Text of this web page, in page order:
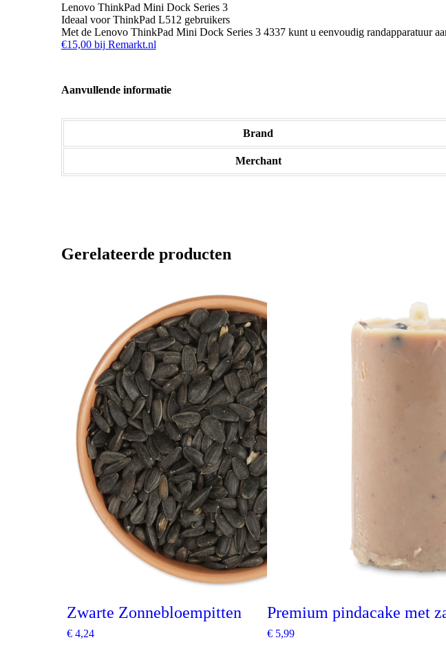
Lenovo ThinkPad Mini Dock Series 3
Ideaal voor ThinkPad L512 gebruikers
Met de Lenovo ThinkPad Mini Dock Series 3 4337 kunt u eenvoudig randapparatuur
€15,00 bij Remarkt.nl
Aanvullende informatie
Brand
Merchant
Gerelateerde producten
Zwarte Zonnebloempitten
€4,24
Premium pindacake met
€ 5,99